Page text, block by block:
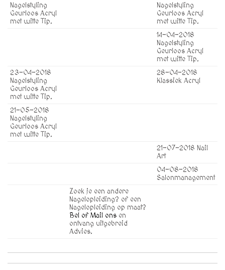
Nagelstyling
Geurloos Acryl
met witte Tip.
Nagelstyling
Geurloos Acryl
met witte Tip.
14-04-2018
Nagelstyling
Geurloos Acryl
met witte Tip.
23-04-2018
Nagelstyling
Geurloos Acryl
met witte Tip.
28-04-2018
Klassiek Acryl
21-05-2018
Nagelstyling
Geurloos Acryl
met witte Tip.
21-07-2018 Nail
Art
04-08-2018
Salonmanagement
Zoek je een andere
Nagelopleiding? of een
Nagelopleiding op maat?
Bel of Mail ons en
ontvang uitgebreid
Advies.